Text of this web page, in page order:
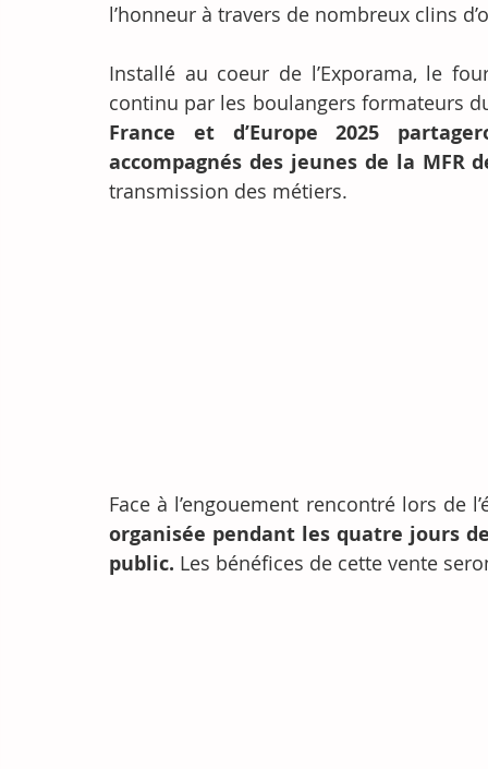
l’honneur à travers de nombreux clins
Installé au coeur de l’Exporama, le
continu par les boulangers formateurs
France et d’Europe 2025
accompagnés des jeunes de la MFR
transmission des métiers.
Face à l’engouement rencontré lors de
organisée pendant les quatre jours
public. Les bénéfices de cette vente